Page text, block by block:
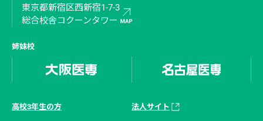
東京都新宿区西新宿1-7-3
総合校舎コクーンタワー
姉妹校
高校3年生の方 法人サイト